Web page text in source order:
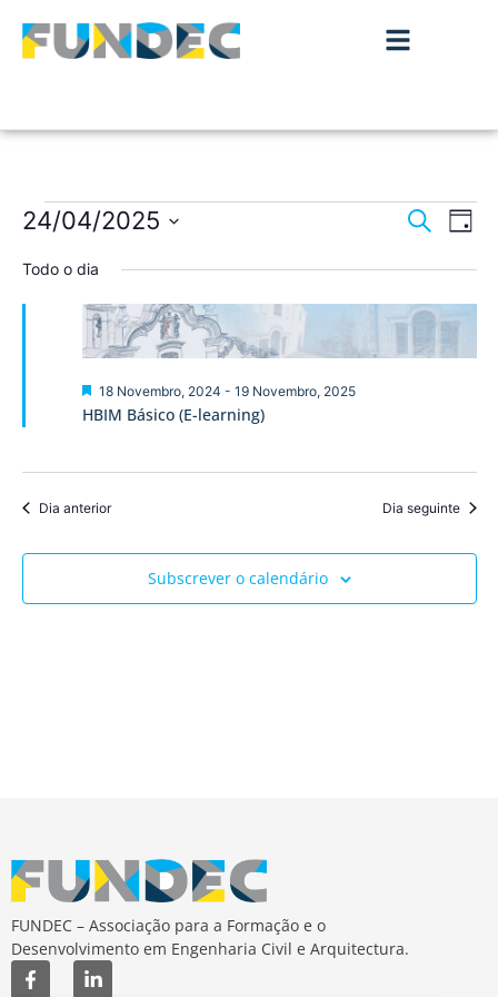
de
e
Pesquisar
de
Dia
24/04/2025
a
Todo o dia
HBIM Básico (E-learning)
Destaque
18 Novembro, 2024 - 19 Novembro, 2025
Dia anterior Dia seguinte
Subscrever o calendário
FUNDEC – Associação para a Formação e o
Desenvolvimento em Engenharia Civil e Arquitectura.